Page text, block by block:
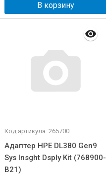
В корзину
Код артикула: 265700
Адаптер HPE DL380 Gen9
Sys Insght Dsply Kit (768900-
B21)